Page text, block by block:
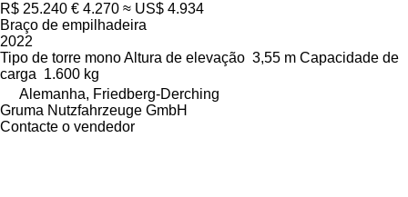
R$ 25.240 € 4.270 ≈ US$ 4.934
Braço de empilhadeira
2022
Tipo de torre monoAltura de elevação 3,55 m Capacidade de
carga 1.600 kg
Alemanha, Friedberg-Derching
Gruma Nutzfahrzeuge GmbH
Contacte o vendedor